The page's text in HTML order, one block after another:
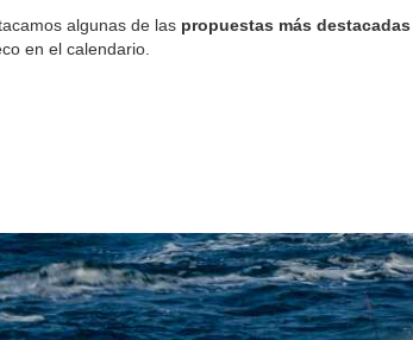
algunas de las propuestas más
en el calendario.